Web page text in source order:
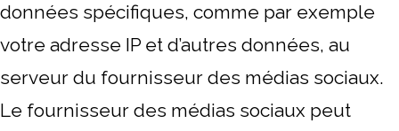
données spécifiques, comme par exemple
votre adresse IP et d’autres données, au
serveur du fournisseur des médias sociaux.
Le fournisseur des médias sociaux peut